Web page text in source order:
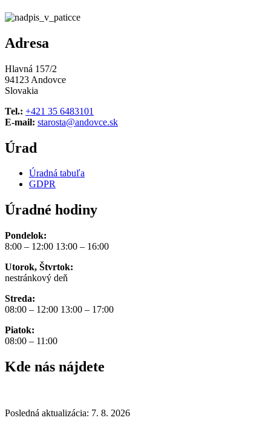
Adresa
Hlavná 157/2
94123 Andovce
Slovakia
Tel.: +421 35 6483101
E-mail: starosta@andovce.sk
Úrad
Úradná tabuľa
GDPR
Úradné hodiny
Pondelok:
8:00 – 12:00 13:00 – 16:00
Utorok, Štvrtok:
nestránkový deň
Streda:
08:00 – 12:00 13:00 – 17:00
Piatok:
08:00 – 11:00
Kde nás nájdete
Posledná aktualizácia: 7. 8. 2026